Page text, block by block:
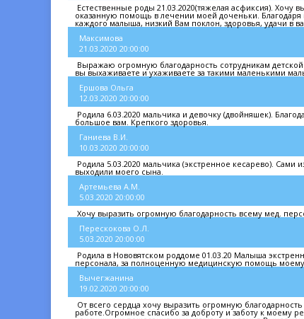
Естественные роды 21.03.2020(тяжелая асфиксия). Хочу
оказанную помощь в лечении моей доченьки.
каждого малыша, низкий Вам поклон, здоровья, удачи в
Максимова
21.03.2020 20:00:00
Выражаю огромную благодарность сотрудникам
вы выхаживаете и ухаживаете за такими маленькими
Ершова Ольга
12.03.2020 20:00:00
Родила 6.03.2020 мальчика и девочку (двойняшек).
большое вам. Крепкого здоровья.
Ганиева В.И.
10.03.2020 20:00:00
Родила 5.03.2020 мальчика (экстренное кесарево).
выходили моего сына.
Артемьева А.М.
5.03.2020 20:00:00
Хочу выразить огромную благодарность всему мед.
Перескокова О.Л.
5.03.2020 20:00:00
Родила в Нововятском роддоме 01.03.20 Малыша
персонала, за полноценную медицинскую помощь
Вычегжанина
19.02.2020 20:00:00
От всего сердца хочу выразить огромную
работе.Огромное спасибо за доброту и заботу к